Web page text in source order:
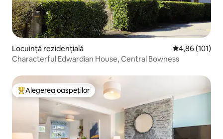
Locuință rezidențială Scor mediu
4,86 (101)
Characterful Edwardian House, Central Bowness
Locuință din topul categoriei Alegerea oaspeților
Alegerea oaspeților